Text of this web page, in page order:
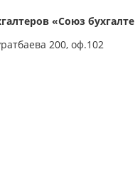
«Союз
200, оф.102